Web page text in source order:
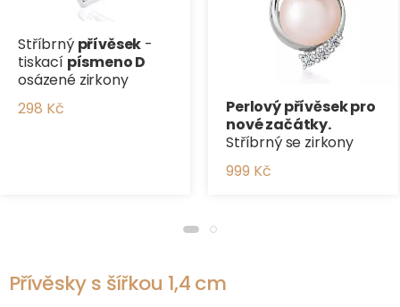
Stříbrný přívěsek -
tiskací písmeno D
osázené zirkony
298 Kč
Perlový přívěsek pro
nové začátky.
Stříbrný se zirkony
999 Kč
Přívěsky s šířkou 1,4 cm